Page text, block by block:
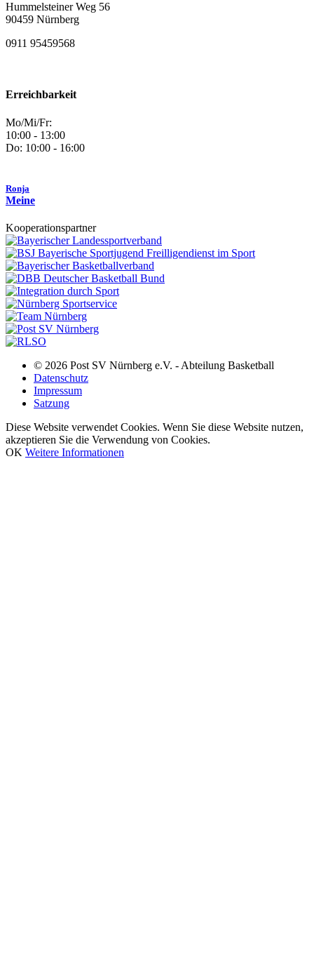
Hummelsteiner Weg 56
90459 Nürnberg
0911 95459568
Erreichbarkeit
Mo/Mi/Fr:
10:00 - 13:00
Do: 10:00 - 16:00
Ronja
Meine
Kooperationspartner
© 2026 Post SV Nürnberg e.V. - Abteilung Basketball
Datenschutz
Impressum
Satzung
Diese Website verwendet Cookies. Wenn Sie diese Website nutzen,
akzeptieren Sie die Verwendung von Cookies.
OK Weitere Informationen